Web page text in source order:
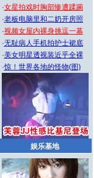
·女星拍戏时胸部惨遭蹂躏
·老板电脑里和二奶开房照
·视频女屋内裸身挑逗一幕
·无耻病人手机拍护士裙底
·美女明星透视装近乎全裸
·惊！世界各地的怪物(图)
娱乐基地